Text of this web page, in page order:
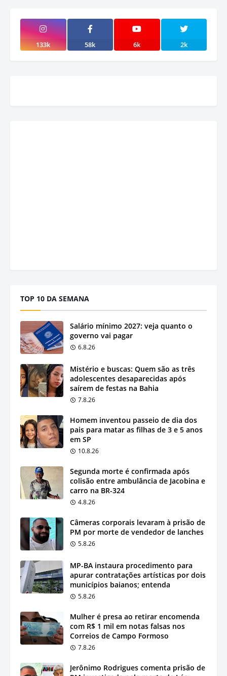
133k 58k 6k 2k
TOP 10 DA SEMANA
Salário mínimo 2027: veja quanto o
governo vai pagar
6.8.26
Mistério e buscas: Quem são as três
adolescentes desaparecidas após
saírem de festas na Bahia
7.8.26
Homem inventou passeio de dia dos
pais para matar as filhas de 3 e 5 anos
em SP
10.8.26
Segunda morte é confirmada após
colisão entre ambulância de Jacobina e
carro na BR-324
4.8.26
Câmeras corporais levaram à prisão de
PM por morte de vendedor de lanches
5.8.26
MP-BA instaura procedimento para
apurar contratações artísticas por dois
municípios baianos; entenda
5.8.26
Mulher é presa ao retirar encomenda
com R$ 1 mil em notas falsas nos
Correios de Campo Formoso
7.8.26
Jerônimo Rodrigues comenta prisão de